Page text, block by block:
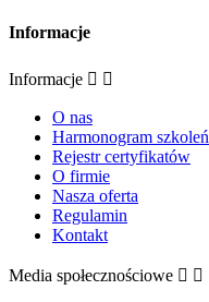
Informacje
Informacje  
O nas
Harmonogram szkoleń
Rejestr certyfikatów
O firmie
Nasza oferta
Regulamin
Kontakt
Media społecznościowe  